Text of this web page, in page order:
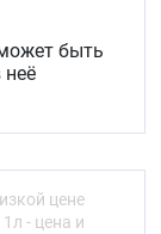
быть
неё
возможно,
ноги
грелки.
цене
- цена и